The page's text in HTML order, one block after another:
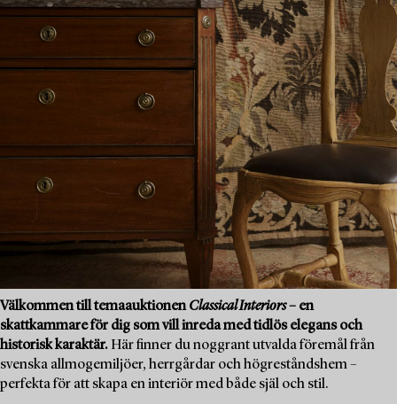
Välkommen till temaauktionenClassical Interiors– en
skattkammare för dig som vill inreda med tidlös elegans och
historisk karaktär. Här finner du noggrant utvalda föremål från
svenska allmogemiljöer, herrgårdar och högreståndshem –
perfekta för att skapa en interiör med både själ och stil.